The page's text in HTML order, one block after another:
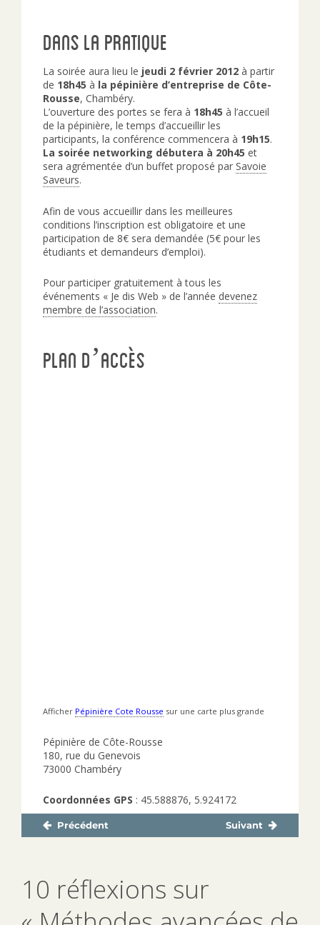
Dans la pratique
La soirée aura lieu le jeudi 2 février 2012 à partir
de 18h45 à la pépinière d’entreprise de Côte-
Rousse, Chambéry.
L’ouverture des portes se fera à 18h45 à l’accueil
de la pépinière, le temps d’accueillir les
participants, la conférence commencera à 19h15.
La soirée networking débutera à 20h45 et
sera agrémentée d’un buffet proposé par Savoie
Saveurs.
Afin de vous accueillir dans les meilleures
conditions l’inscription est obligatoire et une
participation de 8€ sera demandée (5€ pour les
étudiants et demandeurs d’emploi).
Pour participer gratuitement à tous les
événements « Je dis Web » de l’année devenez
membre de l’association.
Plan d’accès
Afficher Pépinière Cote Rousse sur une carte plus grande
Pépinière de Côte-Rousse
180, rue du Genevois
73000 Chambéry
Coordonnées GPS : 45.588876, 5.924172
NavigationPrécédent
Publication
Suivant
Publication
10 réflexions sur